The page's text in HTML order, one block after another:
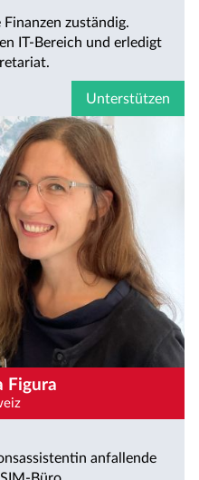
zuständig.
IT-Bereich und erledigt
Unterstützen
Figura
anfallende